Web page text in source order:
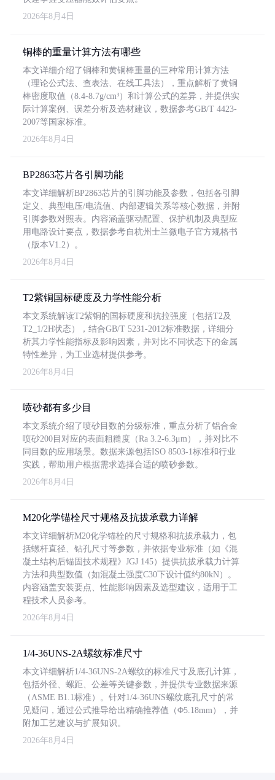
2026年8月4日
铜棒的重量计算方法有哪些
本文详细介绍了铜棒和黄铜棒重量的三种常用计算方法
（理论公式法、查表法、在线工具法），重点解析了黄铜
棒密度取值（8.4-8.7g/cm³）和计算公式的差异，并提供实
际计算案例、误差分析及选材建议，数据参考GB/T 4423-
2007等国家标准。
2026年8月4日
BP2863芯片各引脚功能
本文详细解析BP2863芯片的引脚功能及参数，包括各引脚
定义、典型电压/电流值、内部逻辑关系等核心数据，并附
引脚参数对照表。内容涵盖驱动配置、保护机制及典型应
用电路设计要点，数据参考自杭州士兰微电子官方规格书
（版本V1.2）。
2026年8月4日
T2紫铜国标硬度及力学性能分析
本文系统解读T2紫铜的国标硬度和抗拉强度（包括T2及
T2_1/2H状态），结合GB/T 5231-2012标准数据，详细分
析其力学性能指标及影响因素，并对比不同状态下的金属
特性差异，为工业选材提供参考。
2026年8月4日
喷砂都有多少目
本文系统介绍了喷砂目数的分级标准，重点分析了铝合金
喷砂200目对应的表面粗糙度（Ra 3.2-6.3μm），并对比不
同目数的应用场景。数据来源包括ISO 8503-1标准和行业
实践，帮助用户根据需求选择合适的喷砂参数。
2026年8月4日
M20化学锚栓尺寸规格及抗拔承载力详解
本文详细解析M20化学锚栓的尺寸规格和抗拔承载力，包
括螺杆直径、钻孔尺寸等参数，并依据专业标准（如《混
凝土结构后锚固技术规程》JGJ 145）提供抗拔承载力计算
方法和典型数值（如混凝土强度C30下设计值约80kN）。
内容涵盖安装要点、性能影响因素及选型建议，适用于工
程技术人员参考。
2026年8月4日
1/4-36UNS-2A螺纹标准尺寸
本文详细解析1/4-36UNS-2A螺纹的标准尺寸及底孔计算，
包括外径、螺距、公差等关键参数，并提供专业数据来源
（ASME B1.1标准）。针对1/4-36UNS螺纹底孔尺寸的常
见疑问，通过公式推导给出精确推荐值（Φ5.18mm），并
附加工艺建议与扩展知识。
2026年8月4日